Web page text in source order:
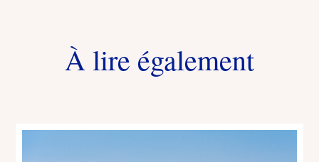
À lire également